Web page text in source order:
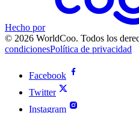
Hecho por
© 2026 WorldCoo. Todos los
condicionesPolítica de privacidad
Facebook
Twitter
Instagram